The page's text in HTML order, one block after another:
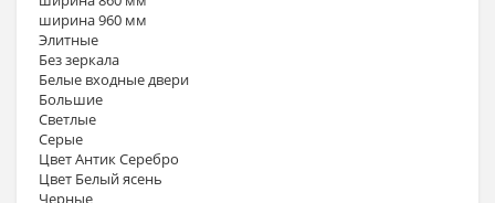
ширина 960 мм
Элитные
Без зеркала
Белые входные двери
Большие
Светлые
Серые
Цвет Антик Серебро
Цвет Белый ясень
Черные